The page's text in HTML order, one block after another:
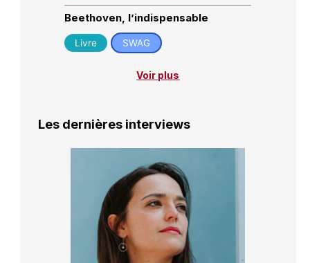
Beethoven, l’indispensable
Livre SWAG
Voir plus
Les dernières interviews